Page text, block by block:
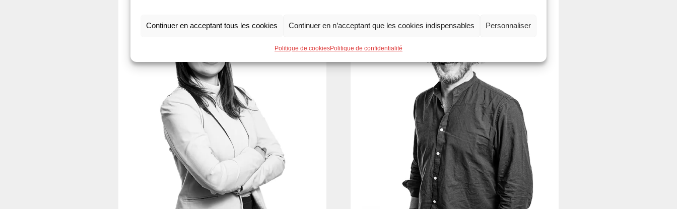
Continuer en acceptant tous les cookies Continuer en n’acceptant que les cookies indispensables Personnaliser
Politique de cookiesPolitique de confidentialité